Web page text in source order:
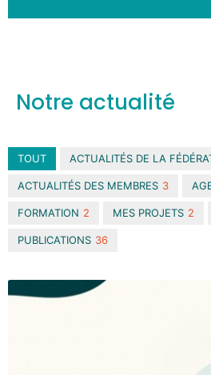
Notre actualité
TOUT ACTUALITÉS DE LA
ACTUALITÉS DES MEMBRES 3
FORMATION 2 MES PROJETS 2
PUBLICATIONS 36